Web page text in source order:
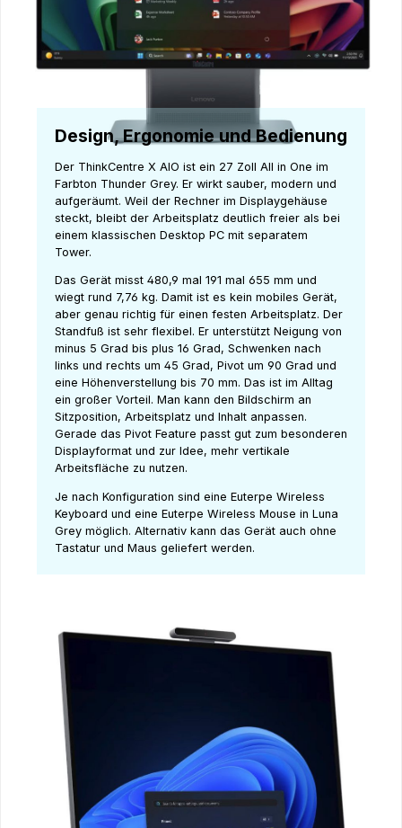
Design, Ergonomie und Bedienung
Der ThinkCentre X AIO ist ein 27 Zoll All in One im
Farbton Thunder Grey. Er wirkt sauber, modern und
aufgeräumt. Weil der Rechner im Displaygehäuse
steckt, bleibt der Arbeitsplatz deutlich freier als bei
einem klassischen Desktop PC mit separatem
Tower.
Das Gerät misst 480,9 mal 191 mal 655 mm und
wiegt rund 7,76 kg. Damit ist es kein mobiles Gerät,
aber genau richtig für einen festen Arbeitsplatz. Der
Standfuß ist sehr flexibel. Er unterstützt Neigung von
minus 5 Grad bis plus 16 Grad, Schwenken nach
links und rechts um 45 Grad, Pivot um 90 Grad und
eine Höhenverstellung bis 70 mm. Das ist im Alltag
ein großer Vorteil. Man kann den Bildschirm an
Sitzposition, Arbeitsplatz und Inhalt anpassen.
Gerade das Pivot Feature passt gut zum besonderen
Displayformat und zur Idee, mehr vertikale
Arbeitsfläche zu nutzen.
Je nach Konfiguration sind eine Euterpe Wireless
Keyboard und eine Euterpe Wireless Mouse in Luna
Grey möglich. Alternativ kann das Gerät auch ohne
Tastatur und Maus geliefert werden.